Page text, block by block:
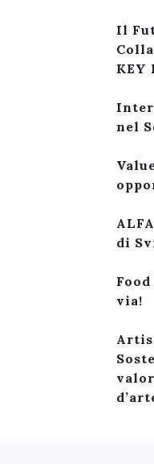
Il
KEY
nel
di
via!